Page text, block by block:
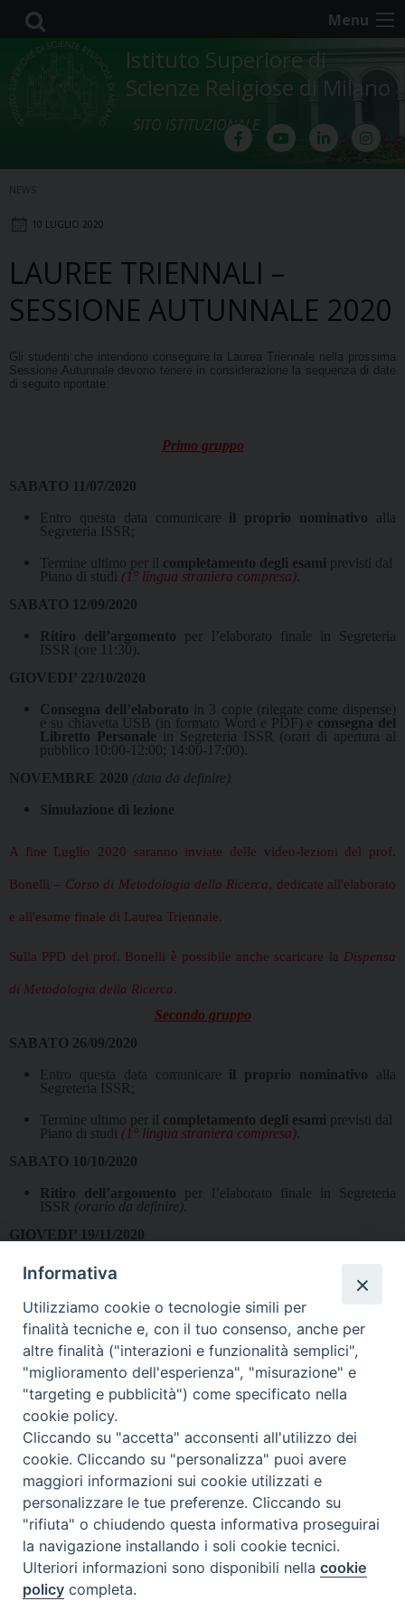
Skip
content
Menu
Istituto Superiore di
Scienze Religiose di Milano
SITO ISTITUZIONALE
NEWS
10 LUGLIO 2020
LAUREE TRIENNALI –
SESSIONE AUTUNNALE 2020
Gli studenti che intendono conseguire la Laurea Triennale nella prossima
Sessione Autunnale devono tenere in considerazione la sequenza di date
di seguito riportate:
Primo gruppo
SABATO 11/07/2020
Entro questa data comunicare il proprio nominativo alla
Segreteria ISSR;
Termine ultimo per il completamento degli esami previsti dal
Piano di studi (1° lingua straniera compresa)
SABATO 12/09/2020
Ritiro dell’argomento per l’elaborato finale in Segreteria
ISSR (ore 11:30).
GIOVEDI’ 22/10/2020
Consegna dell’elaborato in 3 copie (rilegate come dispense)
e su chiavetta USB (in formato Word e PDF) e consegna del
Libretto Personale in Segreteria ISSR (orari di apertura al
pubblico 10:00-12:00; 14:00-17:00).
NOVEMBRE 2020 (data da definire)
Simulazione di lezione
A fine Luglio 2020 saranno inviate delle video-lezioni del prof.
Bonelli – Corso di Metodologia della Ricerca, dedicate all'elaborato
e all'esame finale di Laurea Triennale.
Sulla PPD del prof. Bonelli è possibile anche scaricare la Dispensa
di Metodologia della Ricerca.
Secondo gruppo
SABATO 26/09/2020
Entro questa data comunicare il proprio nominativo alla
Segreteria ISSR;
Termine ultimo per il completamento degli esami previsti dal
Piano di studi (1° lingua straniera compresa)
SABATO 10/10/2020
Ritiro dell’argomento per l’elaborato finale in Segreteria
ISSR (orario da definire)
GIOVEDI’ 19/11/2020
Consegna dell’elaborato
e su chiavetta USB (in formato Word e PDF) e
consegna del
in Segreteria ISSR (orari di apertura al
pubblico 10:00-12:00; 14:00-17:00).
NOVEMBRE 2020 (data da definire)
Simulazione di lezione
A fine Settembre 2020 saranno inviate delle video-lezioni del prof.
Bonelli –Corso di Metodologia della Ricerca, dedicate all'elaborato
e all'esame finale di Laurea Triennale.
Sulla PPD del prof. Bonelli è possibile anche scaricare la
di Metodologia della Ricerca.
Informativa
Utilizziamo cookie o tecnologie simili per
finalità tecniche e, con il tuo consenso, anche per
altre finalità ("interazioni e funzionalità semplici",
"miglioramento dell'esperienza", "misurazione" e
"targeting e pubblicità") come specificato nella
cookie policy.
Cliccando su "accetta" acconsenti all'utilizzo dei
cookie. Cliccando su "personalizza" puoi avere
maggiori informazioni sui cookie utilizzati e
personalizzare le tue preferenze. Cliccando su
"rifiuta" o chiudendo questa informativa proseguirai
la navigazione installando i soli cookie tecnici.
Ulteriori informazioni sono disponibili nellacookie
policy completa.